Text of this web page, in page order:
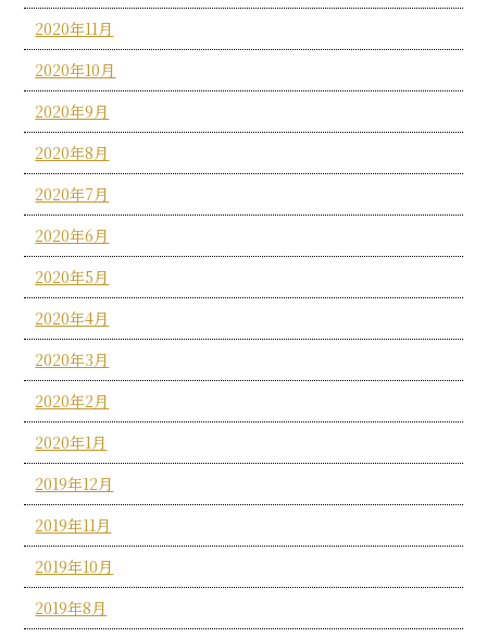
2020年11月
2020年10月
2020年9月
2020年8月
2020年7月
2020年6月
2020年5月
2020年4月
2020年3月
2020年2月
2020年1月
2019年12月
2019年11月
2019年10月
2019年8月